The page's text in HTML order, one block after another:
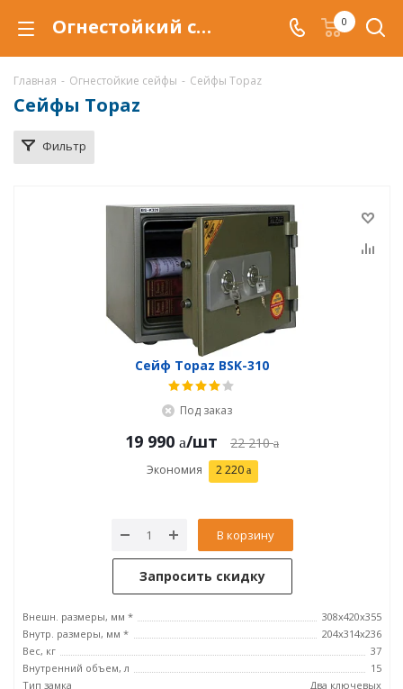
Огнестойкий сейф Topaz купить в Самаре, сейфы Topaz с защитой от огня (огнеупорный) по низкой цене c доставкой. 0
Главная - Огнестойкие сейфы - Сейфы Topaz
Сейфы Topaz
Фильтр
Сейф Topaz BSK-310
Под заказ
19 990 /шт 22 210
Экономия 2 220
В корзину
Запросить скидку
Внешн. размеры, мм *
308x420x355
Внутр. размеры, мм *
204x314х236
Вес, кг
37
Внутренний объем, л
15
Тип замка
Два ключевых